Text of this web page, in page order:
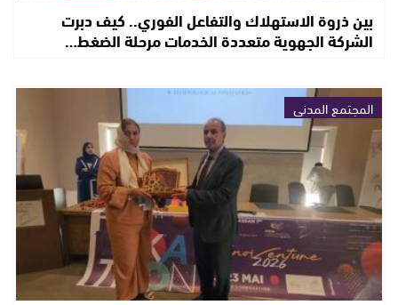
بين ذروة الاستهلاك والتفاعل الفوري.. كيف دبرت
الشركة الجهوية متعددة الخدمات مرحلة الضغط…
المجتمع المدني